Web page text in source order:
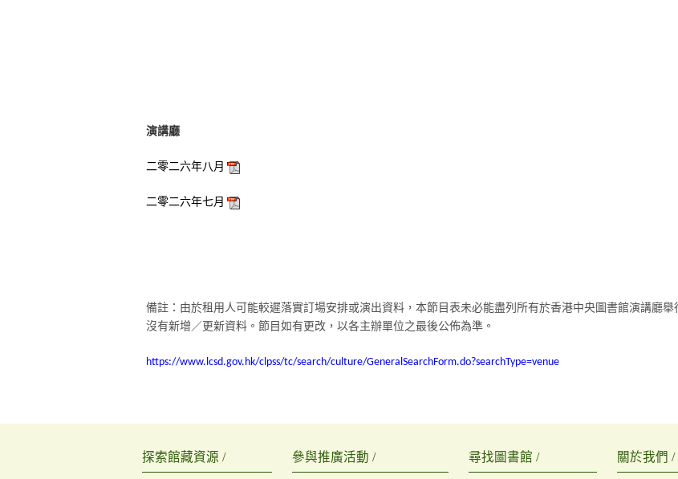
演講廳
二零二六年八月
二零二六年七月
備註： 由於租用人可能較遲落實訂場安排或演出資料，本節目表未必能盡列所有於香港中央圖書館演講廳
沒有新增／更新資料。節目如有更改，以各主辦單位之最後公佈為準。
https://www.lcsd.gov.hk/clpss/tc/search/culture/GeneralSearchForm.do?searchType=venue
探索館藏資源 / 參與推廣活動 / 尋找圖書館 / 關於我們 /